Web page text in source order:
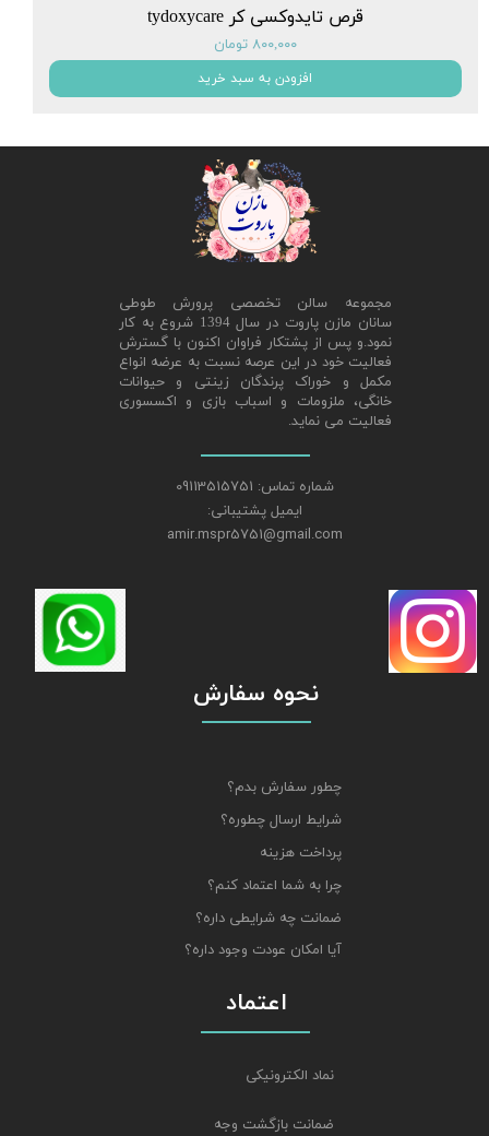
قرص تایدوکسی کر tydoxycare
۸۰۰,۰۰۰ تومان
افزودن به سبد خرید
مجموعه سالن تخصصی پرورش طوطی
سانان مازن پاروت در سال 1394 شروع به کار
نمود.و پس از پشتکار فراوان اکنون با گسترش
فعالیت خود در این عرصه نسبت به عرضه انواع
مکمل و خوراک پرندگان زینتی و حیوانات
خانگی، ملزومات و اسباب بازی و اکسسوری
فعالیت می نماید.
شماره تماس: 09113515751
ایمیل پشتیبانی:
amir.mspr5751@gmail.com
نحوه سفارش
چطور سفارش بدم؟
شرایط ارسال چطوره؟
پرداخت هزینه
چرا به شما اعتماد کنم؟
ضمانت چه شرایطی داره؟
آیا امکان عودت وجود داره؟
اعتماد
نماد الکترونیکی
ضمانت بازگشت وجه